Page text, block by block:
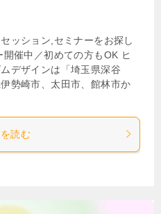
ッション,セミナーをお探し
催中／初めての方もOK ヒ
デザインは「埼玉県深谷
勢崎市、太田市、館林市か
読む